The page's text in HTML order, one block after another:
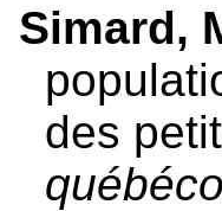
Simard,
des